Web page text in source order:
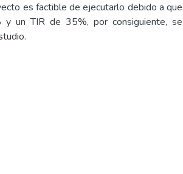
es factible de ejecutarlo debido a que
un TIR de 35%, por consiguiente, se